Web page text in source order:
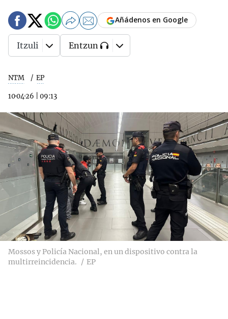
NTM EP
10·04·26 09:13
Añádenos en Google
Itzuli Entzun
Mossos y Policía Nacional, en un dispositivo contra la
multirreincidencia.
EP